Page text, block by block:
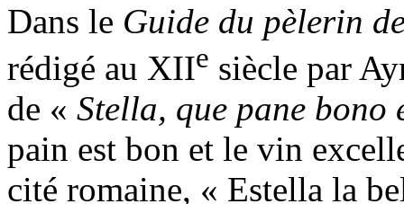
Dans le Guide du pèlerin
rédigé au XIIe siècle par
de « Stella, que pane bono
pain est bon et le vin
cité romaine, « Estella la